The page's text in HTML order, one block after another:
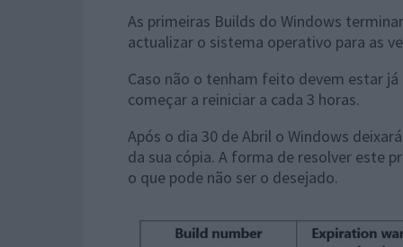
As primeiras Builds do Windows
actualizar o sistema operativo para as
Caso não o tenham feito devem estar
começar a reiniciar a cada 3 horas.
Após o dia 30 de Abril o Windows
da sua cópia. A forma de resolver este
o que pode não ser o desejado.